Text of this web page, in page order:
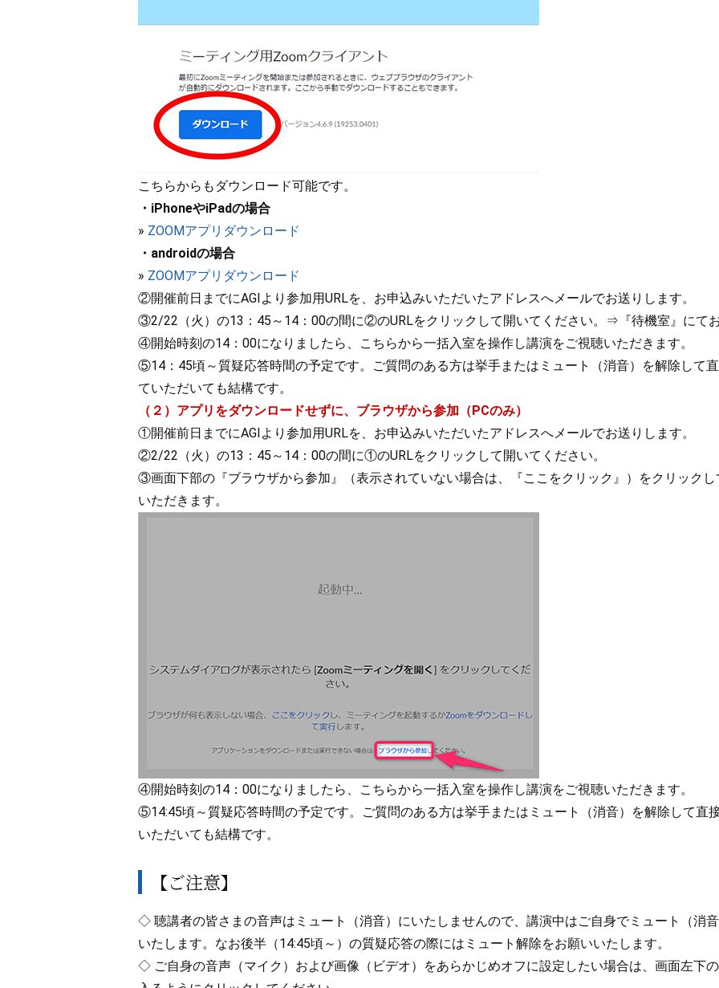
こちらからもダウンロード可能です。
・iPhoneやiPadの場合
» ZOOMアプリダウンロード
・androidの場合
» ZOOMアプリダウンロード
②開催前日までにAGIより参加用URLを、お申込みいただいたアドレスへメールでお送りします。
③2/22（火）の13：45～14：00の間に②のURLをクリックして開いてください。⇒『待機室』にて
④開始時刻の14：00になりましたら、こちらから一括入室を操作し講演をご視聴いただきます。
⑤14：45頃～質疑応答時間の予定です。ご質問のある方は挙手またはミュート（消音）を解除して
ていただいても結構です。
（２）アプリをダウンロードせずに、ブラウザから参加（PCのみ）
①開催前日までにAGIより参加用URLを、お申込みいただいたアドレスへメールでお送りします。
②2/22（火）の13：45～14：00の間に①のURLをクリックして開いてください。
③画面下部の『ブラウザから参加』（表示されていない場合は、『ここをクリック』）をクリック
いただきます。
④開始時刻の14：00になりましたら、こちらから一括入室を操作し講演をご視聴いただきます。
⑤14:45頃～質疑応答時間の予定です。ご質問のある方は挙手またはミュート（消音）を解除して直
いただいても結構です。
【ご注意】
◇ 聴講者の皆さまの音声はミュート（消音）にいたしませんので、講演中はご自身でミュート（消
いたします。なお後半（14:45頃～）の質疑応答の際にはミュート解除をお願いいたします。
◇ ご自身の音声（マイク）および画像（ビデオ）をあらかじめオフに設定したい場合は、画面左下